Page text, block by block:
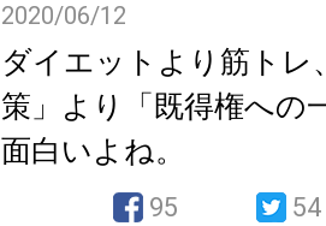
2020/06/12
ダイエットより筋トレ
策」より「既得権への
面白いよね。
95 54